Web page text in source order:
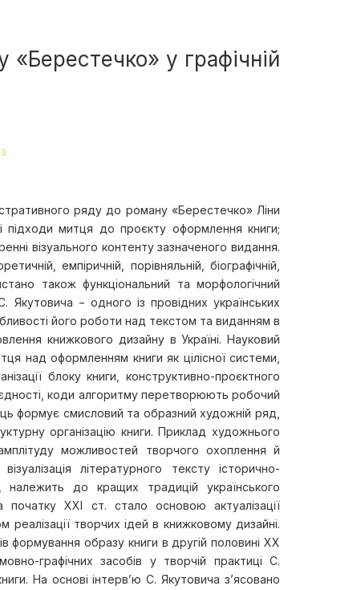
у графічній
ряду до роману «Берестечко» Ліни
підходи митця до проєкту оформлення книги;
візуального контенту зазначеного видання.
емпіричній, порівняльній, біографічній,
також функціональний та морфологічний
Якутовича − одного із провідних українських
його роботи над текстом та виданням в
книжкового дизайну в Україні. Науковий
над оформленням книги як цілісної системи,
блоку книги, конструктивно-проєктного
коди алгоритму перетворюють робочий
формує смисловий та образний художній ряд,
організацію книги. Приклад художнього
можливостей творчого охоплення й
літературного тексту історично-
належить до кращих традицій українського
ХХІ ст. стало основою актуалізації
творчих ідей в книжковому дизайні.
формування образу книги в другій половині ХХ
графічних засобів у творчій практиці С.
На основі інтерв’ю С. Якутовича з’ясовано